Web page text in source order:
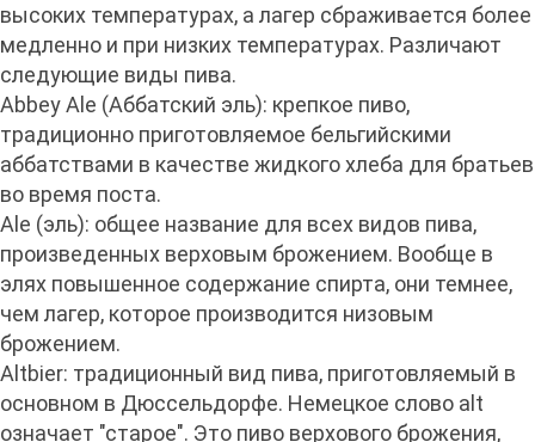
высоких температурах, а лагер сбраживается более
медленно и при низких температурах. Различают
следующие виды пива.
Abbey Ale (Аббатский эль): крепкое пиво,
традиционно приготовляемое бельгийскими
аббатствами в качестве жидкого хлеба для братьев
во время поста.
Ale (эль): общее название для всех видов пива,
произведенных верховым брожением. Вообще в
элях повышенное содержание спирта, они темнее,
чем лагер, которое производится низовым
брожением.
Altbier: традиционный вид пива, приготовляемый в
основном в Дюссельдорфе. Немецкое слово alt
означает "старое". Это пиво верхового брожения,